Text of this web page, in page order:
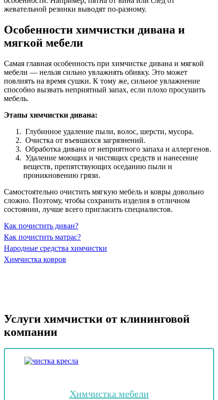
жевательной резинки выводят по-разному.
Особенности химчистки дивана и
мягкой мебели
Самая главная особенность при химчистке дивана и мягкой
мебели — нельзя сильно увлажнять обивку. Это может
повлиять на время сушки. К тому же, сильное увлажнение
способно вызвать неприятный запах, если плохо просушить
мебель.
Этапы химчистки дивана:
Глубинное удаление пыли, волос, шерсти, мусора.
Очистка от въевшихся загрязнений.
Обработка дивана от неприятного запаха и аллергенов.
Удаление моющих и чистящих средств и нанесение
веществ, препятствующих оседанию пыли и
проникновению грязи.
Самостоятельно очистить мягкую мебель и ковры довольно
сложно. Поэтому, чтобы сохранить изделия в отличном
состоянии, лучше всего пригласить специалистов.
Как почистить диван?
Как почистить матрас?
Народные средства химчистки
Химчистка ковров
Услуги химчистки от клининговой
компании
Химчистка мебели